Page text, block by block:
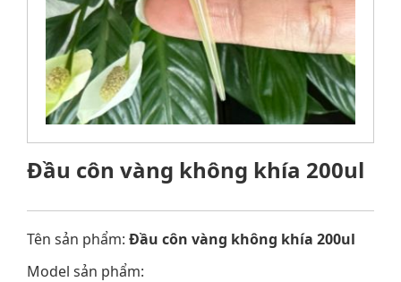
Đầu côn vàng không khía 200ul
Tên sản phẩm: Đầu côn vàng không khía 200ul
Model sản phẩm: